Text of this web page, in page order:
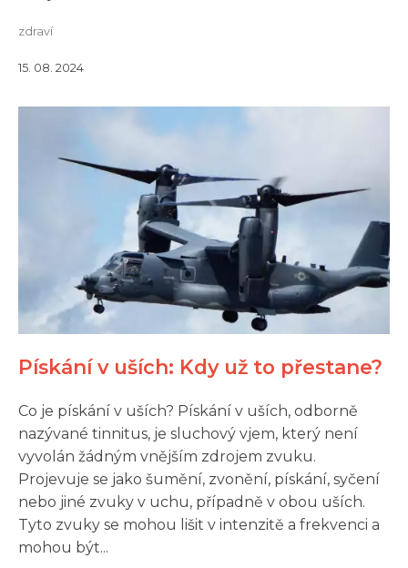
zdraví
15. 08. 2024
Pískání v uších: Kdy už to přestane?
Co je pískání v uších? Pískání v uších, odborně
nazývané tinnitus, je sluchový vjem, který není
vyvolán žádným vnějším zdrojem zvuku.
Projevuje se jako šumění, zvonění, pískání, syčení
nebo jiné zvuky v uchu, případně v obou uších.
Tyto zvuky se mohou lišit v intenzitě a frekvenci a
mohou být...